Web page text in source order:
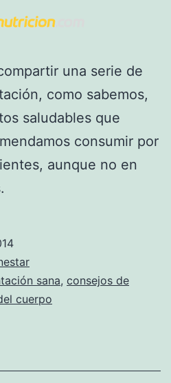
una serie de
como sabemos,
saludables que
consumir por
aunque no en
sana, consejos de
cuerpo